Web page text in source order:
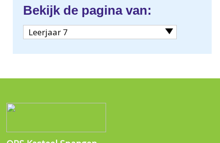
Bekijk de pagina van:
Leerjaar 7